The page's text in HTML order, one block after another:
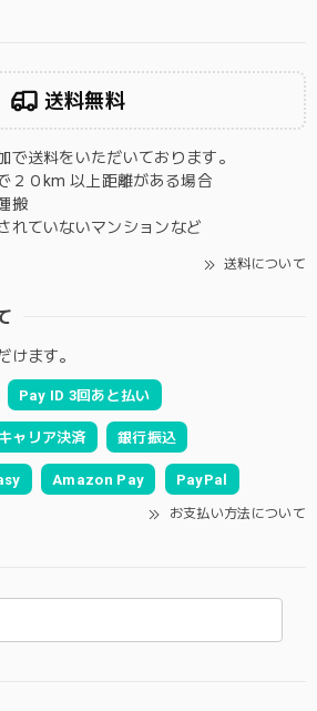
送料無料
で送料をいただいております。
２０km 以上距離がある場合
搬
れていないマンションなど
送料について
けます。
Pay ID 3回あと払い
ャリア決済 銀行振込
Amazon Pay PayPal
お支払い方法について